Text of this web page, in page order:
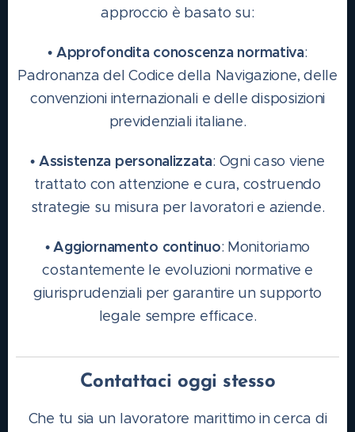
approccio è basato su:
• Approfondita conoscenza normativa:
Padronanza del Codice della Navigazione, delle
convenzioni internazionali e delle disposizioni
previdenziali italiane.
• Assistenza personalizzata: Ogni caso viene
trattato con attenzione e cura, costruendo
strategie su misura per lavoratori e aziende.
•Aggiornamento continuo: Monitoriamo
costantemente le evoluzioni normative e
giurisprudenziali per garantire un supporto
legale sempre efficace.
Contattaci oggi stesso
Che tu sia un lavoratore marittimo in cerca di